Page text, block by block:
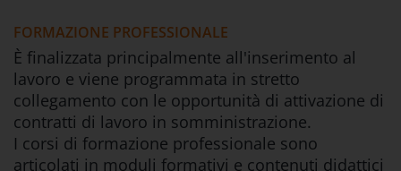
FORMAZIONE PROFESSIONALE
È finalizzata principalmente all'inserimento al
lavoro e viene programmata in stretto
collegamento con le opportunità di attivazione di
contratti di lavoro in somministrazione.
I corsi di formazione professionale sono
articolati in moduli formativi e contenuti didattici